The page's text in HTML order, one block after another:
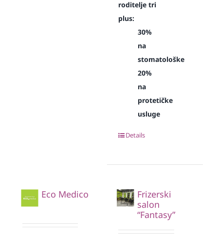
roditelje tri
plus:
30%
na
stomatološke
20%
na
protetičke
usluge
Details
Eco Medico
Frizerski
salon
“Fantasy”